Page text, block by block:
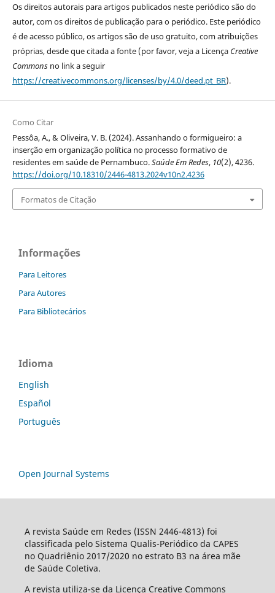
Os direitos autorais para artigos publicados neste periódico são do
autor, com os direitos de publicação para o periódico. Este periódico
é de acesso público, os artigos são de uso gratuito, com atribuições
próprias, desde que citada a fonte (por favor, veja a Licença Creative
Commonsno link a seguir
https://creativecommons.org/licenses/by/4.0/deed.pt_BR).
Como Citar
Pessôa, A., & Oliveira, V. B. (2024). Assanhando o formigueiro: a
inserção em organização política no processo formativo de
residentes em saúde de Pernambuco.Saúde Em Redes, 10(2), 4236.
https://doi.org/10.18310/2446-4813.2024v10n2.4236
Formatos de Citação
Informações
Para Leitores
Para Autores
Para Bibliotecários
Idioma
English
Español
Português
Open Journal Systems
A revista Saúde em Redes (ISSN 2446-4813) foi
classificada pelo Sistema Qualis-Periódico da CAPES
no Quadriênio 2017/2020 no estrato B3 na área mãe
de Saúde Coletiva.
A revista utiliza-se da Licença Creative Commons